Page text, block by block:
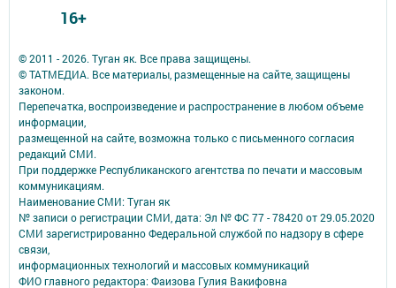
© 2011 - 2026. Туган як. Все права защищены.
© ТАТМЕДИА. Все материалы, размещенные на сайте, защищены
законом.
Перепечатка, воспроизведение и распространение в любом объеме
информации,
размещенной на сайте, возможна только с письменного согласия
редакций СМИ.
При поддержке Республиканского агентства по печати и массовым
коммуникациям.
Наименование СМИ: Туган як
№ записи о регистрации СМИ, дата: Эл № ФС 77 - 78420 от 29.05.2020
СМИ зарегистрированно Федеральной службой по надзору в сфере
связи,
информационных технологий и массовых коммуникаций
ФИО главного редактора: Фаизова Гулия Вакифовна
16+